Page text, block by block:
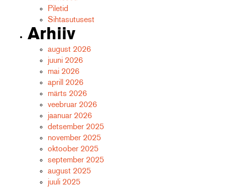
Piletid
Sihtasutusest
Arhiiv
august 2026
juuni 2026
mai 2026
aprill 2026
märts 2026
veebruar 2026
jaanuar 2026
detsember 2025
november 2025
oktoober 2025
september 2025
august 2025
juuli 2025